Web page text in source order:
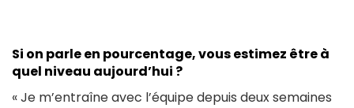
Si on parle en pourcentage, vous estimez être à
quel niveau aujourd’hui ?
« Je m’entraîne avec l’équipe depuis deux semaines